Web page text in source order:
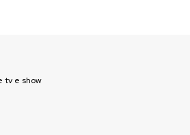
tv e show